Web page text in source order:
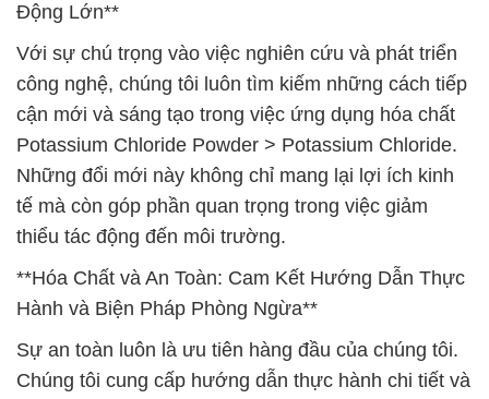
Động Lớn**
Với sự chú trọng vào việc nghiên cứu và phát triển
công nghệ, chúng tôi luôn tìm kiếm những cách tiếp
cận mới và sáng tạo trong việc ứng dụng hóa chất
Potassium Chloride Powder > Potassium Chloride.
Những đổi mới này không chỉ mang lại lợi ích kinh
tế mà còn góp phần quan trọng trong việc giảm
thiểu tác động đến môi trường.
**Hóa Chất và An Toàn: Cam Kết Hướng Dẫn Thực
Hành và Biện Pháp Phòng Ngừa**
Sự an toàn luôn là ưu tiên hàng đầu của chúng tôi.
Chúng tôi cung cấp hướng dẫn thực hành chi tiết và